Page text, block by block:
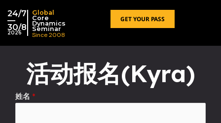
24/7
—
30/8
2026
Global
Core
Dynamics
Seminar
Since 2008
GET YOUR PASS
活动报名(Kyra)
姓名 *